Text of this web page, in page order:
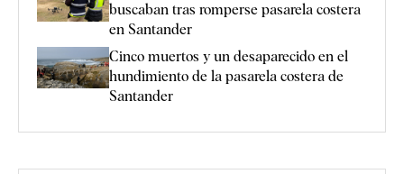
buscaban tras romperse pasarela costera
en Santander
Cinco muertos y un desaparecido en el
hundimiento de la pasarela costera de
Santander